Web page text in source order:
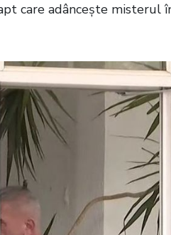
care adâncește misterul